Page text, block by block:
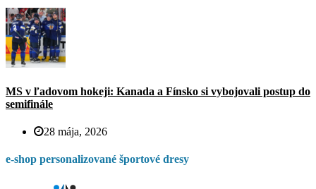
MS v ľadovom hokeji: Kanada a Fínsko si vybojovali postup do
semifinále
28 mája, 2026
e-shop personalizované športové dresy